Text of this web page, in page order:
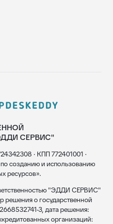
СЕРВИС"
· КПП 772401001 ·
созданию и использованию
ресурсов».
"ЭДДИ СЕРВИС"
решения о государственной
3, дата решения:
организаций: